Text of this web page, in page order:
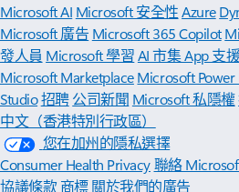
Microsoft AI Microsoft 安全性Azure
Microsoft 廣告 Microsoft 365 Copilot
發人員 Microsoft 學習AI 市集 App 支
Microsoft MarketplaceMicrosoft Power
Studio招聘 公司新聞 Microsoft 私隱權
中文（香港特別行政區）
您在加州的隱私選擇
Consumer Health Privacy聯絡
協議條款 商標 關於我們的廣告